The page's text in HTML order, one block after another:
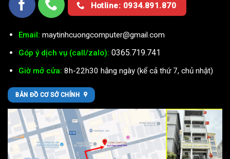
Hotline: 0934.891.870
Email: maytinhcuongcomputer@gmail.com
Góp ý dịch vụ (call/zalo): 0365.719.741
Giờ mở cửa: 8h-22h30 hằng ngày (kể cả thứ 7, chủ nhật)
BẢN ĐỒ CƠ SỞ CHÍNH